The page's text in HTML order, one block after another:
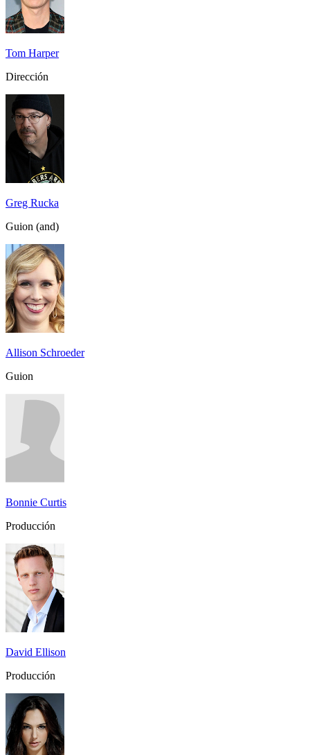
Tom Harper
Dirección
Greg Rucka
Guion (and)
Allison Schroeder
Guion
Bonnie Curtis
Producción
David Ellison
Producción